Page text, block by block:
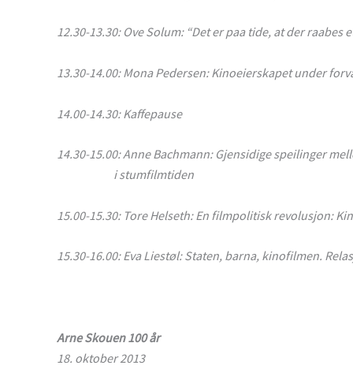
12.30-13.30: Ove Solum: “Det er paa tide, at der raabes
13.30-14.00: Mona Pedersen: Kinoeierskapet under
14.00-14.30: Kaffepause
14.30-15.00: Anne Bachmann: Gjensidige speilinger
i stumfilmtiden
15.00-15.30: Tore Helseth: En filmpolitisk revolusjon:
15.30-16.00: Eva Liestøl: Staten, barna, kinofilmen.
Arne Skouen 100 år
18. oktober 2013